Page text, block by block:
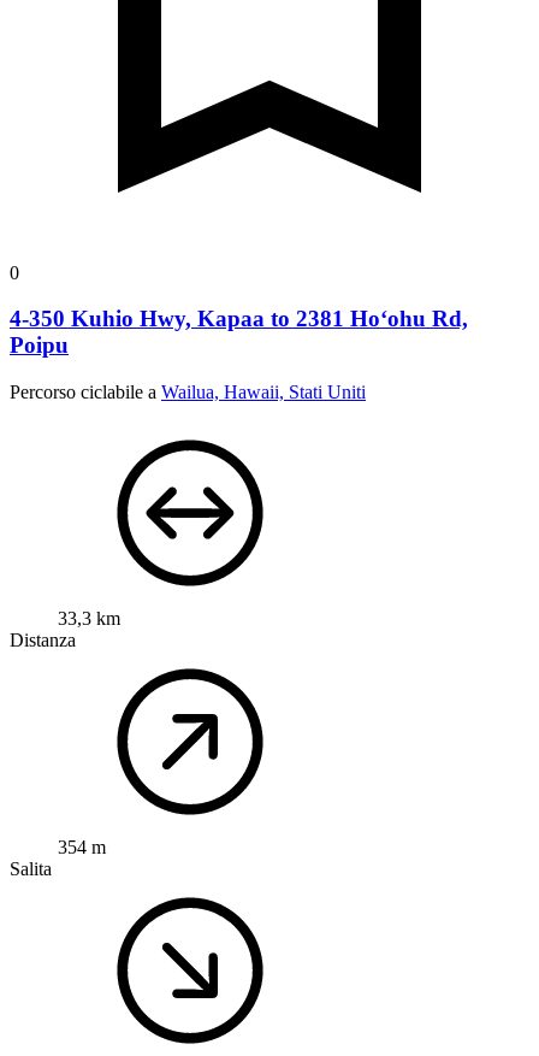
0
4-350 Kuhio Hwy, Kapaa to 2381 Hoʻohu Rd,
Poipu
Percorso ciclabile a Wailua, Hawaii, Stati Uniti
33,3 km
Distanza
354 m
Salita